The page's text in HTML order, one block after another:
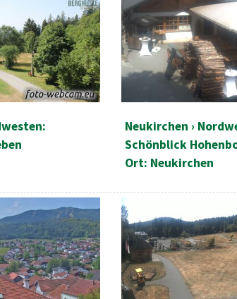
Neukirchen ›
Schönblick
Ort: Neukirchen